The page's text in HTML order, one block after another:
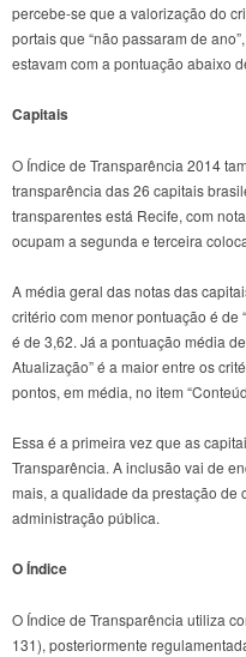
percebe-se que a valorização do
portais que “não passaram de
estavam com a pontuação abaixo
Capitais
O Índice de Transparência 2014
transparência das 26 capitais
transparentes está Recife, com
ocupam a segunda e terceira
A média geral das notas das
critério com menor pontuação é de
é de 3,62. Já a pontuação média
Atualização” é a maior entre os
pontos, em média, no item
Essa é a primeira vez que as
Transparência. A inclusão vai de
mais, a qualidade da prestação de
administração pública.
O Índice
O Índice de Transparência utiliza
131), posteriormente